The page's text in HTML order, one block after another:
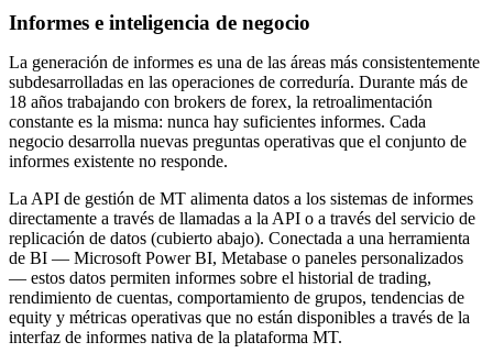
Informes e inteligencia de negocio
La generación de informes es una de las áreas más consistentemente
subdesarrolladas en las operaciones de correduría. Durante más de
18 años trabajando con brokers de forex, la retroalimentación
constante es la misma: nunca hay suficientes informes. Cada
negocio desarrolla nuevas preguntas operativas que el conjunto de
informes existente no responde.
La API de gestión de MT alimenta datos a los sistemas de informes
directamente a través de llamadas a la API o a través del servicio de
replicación de datos (cubierto abajo). Conectada a una herramienta
de BI — Microsoft Power BI, Metabase o paneles personalizados
— estos datos permiten informes sobre el historial de trading,
rendimiento de cuentas, comportamiento de grupos, tendencias de
equity y métricas operativas que no están disponibles a través de la
interfaz de informes nativa de la plataforma MT.